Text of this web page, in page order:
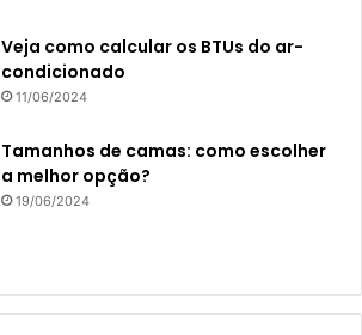
Veja como calcular os BTUs do ar-
condicionado
11/06/2024
Tamanhos de camas: como escolher
a melhor opção?
19/06/2024